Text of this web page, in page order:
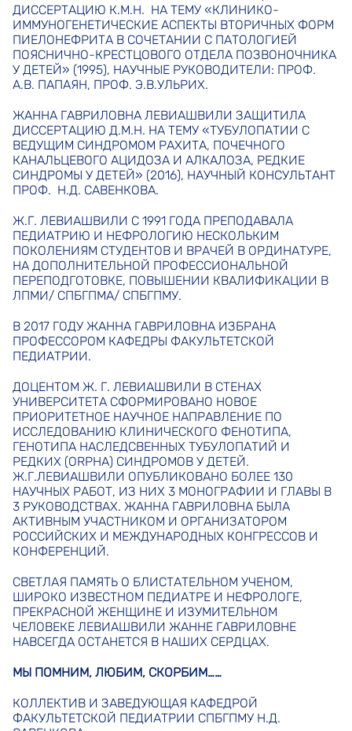
ДИССЕРТАЦИЮ К.М.Н. НА ТЕМУ «КЛИНИКО-
ИММУНОГЕНЕТИЧЕСКИЕ АСПЕКТЫ ВТОРИЧНЫХ ФОРМ
ПИЕЛОНЕФРИТА В СОЧЕТАНИИ С ПАТОЛОГИЕЙ
ПОЯСНИЧНО-КРЕСТЦОВОГО ОТДЕЛА ПОЗВОНОЧНИКА
У ДЕТЕЙ» (1995), НАУЧНЫЕ РУКОВОДИТЕЛИ: ПРОФ.
А.В. ПАПАЯН, ПРОФ. Э.В.УЛЬРИХ.
ЖАННА ГАВРИЛОВНА ЛЕВИАШВИЛИ ЗАЩИТИЛА
ДИССЕРТАЦИЮ Д.М.Н. НА ТЕМУ «ТУБУЛОПАТИИ С
ВЕДУЩИМ СИНДРОМОМ РАХИТА, ПОЧЕЧНОГО
КАНАЛЬЦЕВОГО АЦИДОЗА И АЛКАЛОЗА, РЕДКИЕ
СИНДРОМЫ У ДЕТЕЙ» (2016), НАУЧНЫЙ КОНСУЛЬТАНТ
ПРОФ. Н.Д. САВЕНКОВА.
Ж.Г. ЛЕВИАШВИЛИ С 1991 ГОДА ПРЕПОДАВАЛА
ПЕДИАТРИЮ И НЕФРОЛОГИЮ НЕСКОЛЬКИМ
ПОКОЛЕНИЯМ СТУДЕНТОВ И ВРАЧЕЙ В ОРДИНАТУРЕ,
НА ДОПОЛНИТЕЛЬНОЙ ПРОФЕССИОНАЛЬНОЙ
ПЕРЕПОДГОТОВКЕ, ПОВЫШЕНИИ КВАЛИФИКАЦИИ В
ЛПМИ/ СПБГПМА/ СПБГПМУ.
В 2017 ГОДУ ЖАННА ГАВРИЛОВНА ИЗБРАНА
ПРОФЕССОРОМ КАФЕДРЫ ФАКУЛЬТЕТСКОЙ
ПЕДИАТРИИ.
ДОЦЕНТОМ Ж. Г. ЛЕВИАШВИЛИ В СТЕНАХ
УНИВЕРСИТЕТА СФОРМИРОВАНО НОВОЕ
ПРИОРИТЕТНОЕ НАУЧНОЕ НАПРАВЛЕНИЕ ПО
ИССЛЕДОВАНИЮ КЛИНИЧЕСКОГО ФЕНОТИПА,
ГЕНОТИПА НАСЛЕДСВЕННЫХ ТУБУЛОПАТИЙ И
РЕДКИХ (ORPHA) СИНДРОМОВ У ДЕТЕЙ.
Ж.Г.ЛЕВИАШВИЛИ ОПУБЛИКОВАНО БОЛЕЕ 130
НАУЧНЫХ РАБОТ, ИЗ НИХ 3 МОНОГРАФИИ И ГЛАВЫ В
3 РУКОВОДСТВАХ. ЖАННА ГАВРИЛОВНА БЫЛА
АКТИВНЫМ УЧАСТНИКОМ И ОРГАНИЗАТОРОМ
РОССИЙСКИХ И МЕЖДУНАРОДНЫХ КОНГРЕССОВ И
КОНФЕРЕНЦИЙ.
СВЕТЛАЯ ПАМЯТЬ О БЛИСТАТЕЛЬНОМ УЧЕНОМ,
ШИРОКО ИЗВЕСТНОМ ПЕДИАТРЕ И НЕФРОЛОГЕ,
ПРЕКРАСНОЙ ЖЕНЩИНЕ И ИЗУМИТЕЛЬНОМ
ЧЕЛОВЕКЕ ЛЕВИАШВИЛИ ЖАННЕ ГАВРИЛОВНЕ
НАВСЕГДА ОСТАНЕТСЯ В НАШИХ СЕРДЦАХ.
МЫ ПОМНИМ, ЛЮБИМ, СКОРБИМ……
КОЛЛЕКТИВ И ЗАВЕДУЮЩАЯ КАФЕДРОЙ
ФАКУЛЬТЕТСКОЙ ПЕДИАТРИИ СПБГПМУ Н.Д.